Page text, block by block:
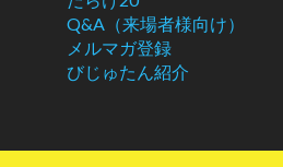
Q&A（来場者様向け）
メルマガ登録
びじゅたん紹介